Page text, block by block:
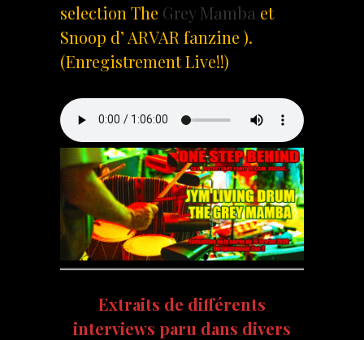
selection The Grey Mamba et
Snoop d’ ARVAR fanzine ).
(Enregistrement Live!!)
Extraits de différents
interviews paru dans divers